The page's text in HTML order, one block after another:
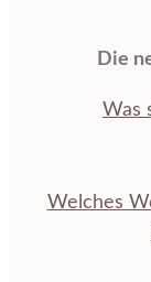
Die
Was
Welches